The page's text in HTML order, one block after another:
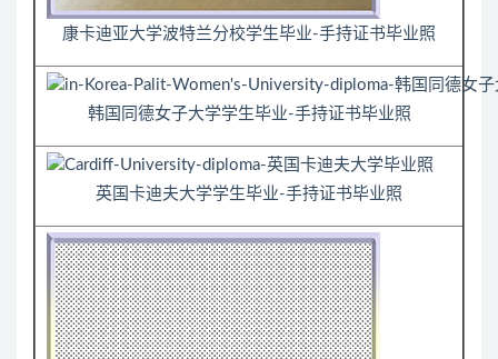
康卡迪亚大学波特兰分校学生毕业-手持证书毕业照
韩国同德女子大学学生毕业-手持证书毕业照
英国卡迪夫大学学生毕业-手持证书毕业照